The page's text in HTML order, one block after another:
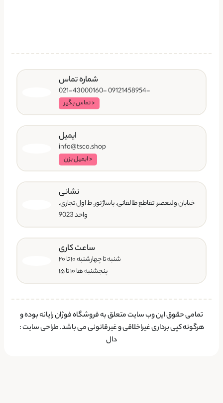
شماره تماس
-09121458954 -021-43000160
< تماس بگیر
ایمیل
info@tsco.shop
< ایمیل بزن
نشانی
خیابان ولیعصر. تقاطع طالقانی. پاساژ نور. ط اول تجاری.
واحد 9023
ساعت کاری
شنبه تا چهارشنبه ۱۰ تا ۲۰
پنجشنبه ها ۱۰ تا ۱۵
تمامی حقوق این وب سایت متعلق به فروشگاه فوژان رایانه بوده و
هرگونه کپی برداری غیراخلاقی و غیرقانونی می باشد.طراحی سایت:
دال